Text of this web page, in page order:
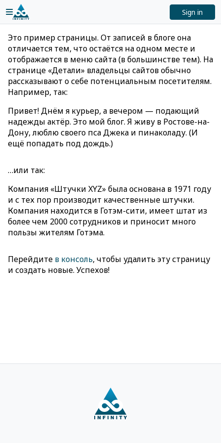
Sign in
Это пример страницы. От записей в блоге она
отличается тем, что остаётся на одном месте и
отображается в меню сайта (в большинстве тем). На
странице «Детали» владельцы сайтов обычно
рассказывают о себе потенциальным посетителям.
Например, так:
Привет! Днём я курьер, а вечером — подающий
надежды актёр. Это мой блог. Я живу в Ростове-на-
Дону, люблю своего пса Джека и пинаколаду. (И
ещё попадать под дождь.)
…или так:
Компания «Штучки XYZ» была основана в 1971 году
и с тех пор производит качественные штучки.
Компания находится в Готэм-сити, имеет штат из
более чем 2000 сотрудников и приносит много
пользы жителям Готэма.
Перейдите в консоль, чтобы удалить эту страницу
и создать новые. Успехов!